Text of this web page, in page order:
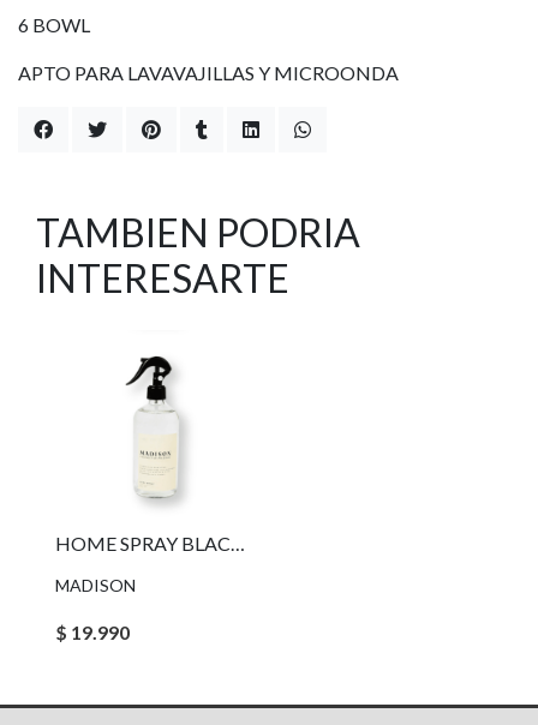
6 BOWL
APTO PARA LAVAVAJILLAS Y MICROONDA
TAMBIEN PODRIA
INTERESARTE
HOME SPRAY BLACK CEDAR TRANSPARENTE 500 ML MADISON
MADISON
$ 19.990